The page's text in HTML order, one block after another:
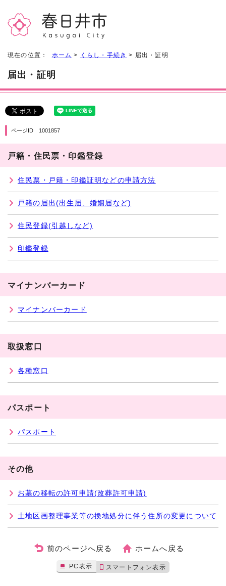
現在の位置： ホーム > くらし・手続き > 届出・証明
届出・証明
ページID 1001857
戸籍・住民票・印鑑登録
住民票・戸籍・印鑑証明などの申請方法
戸籍の届出(出生届、婚姻届など)
住民登録(引越しなど)
印鑑登録
マイナンバーカード
マイナンバーカード
取扱窓口
各種窓口
パスポート
パスポート
その他
お墓の移転の許可申請(改葬許可申請)
土地区画整理事業等の換地処分に伴う住所の変更について
前のページへ戻る ホームへ戻る
PC表示 スマートフォン表示